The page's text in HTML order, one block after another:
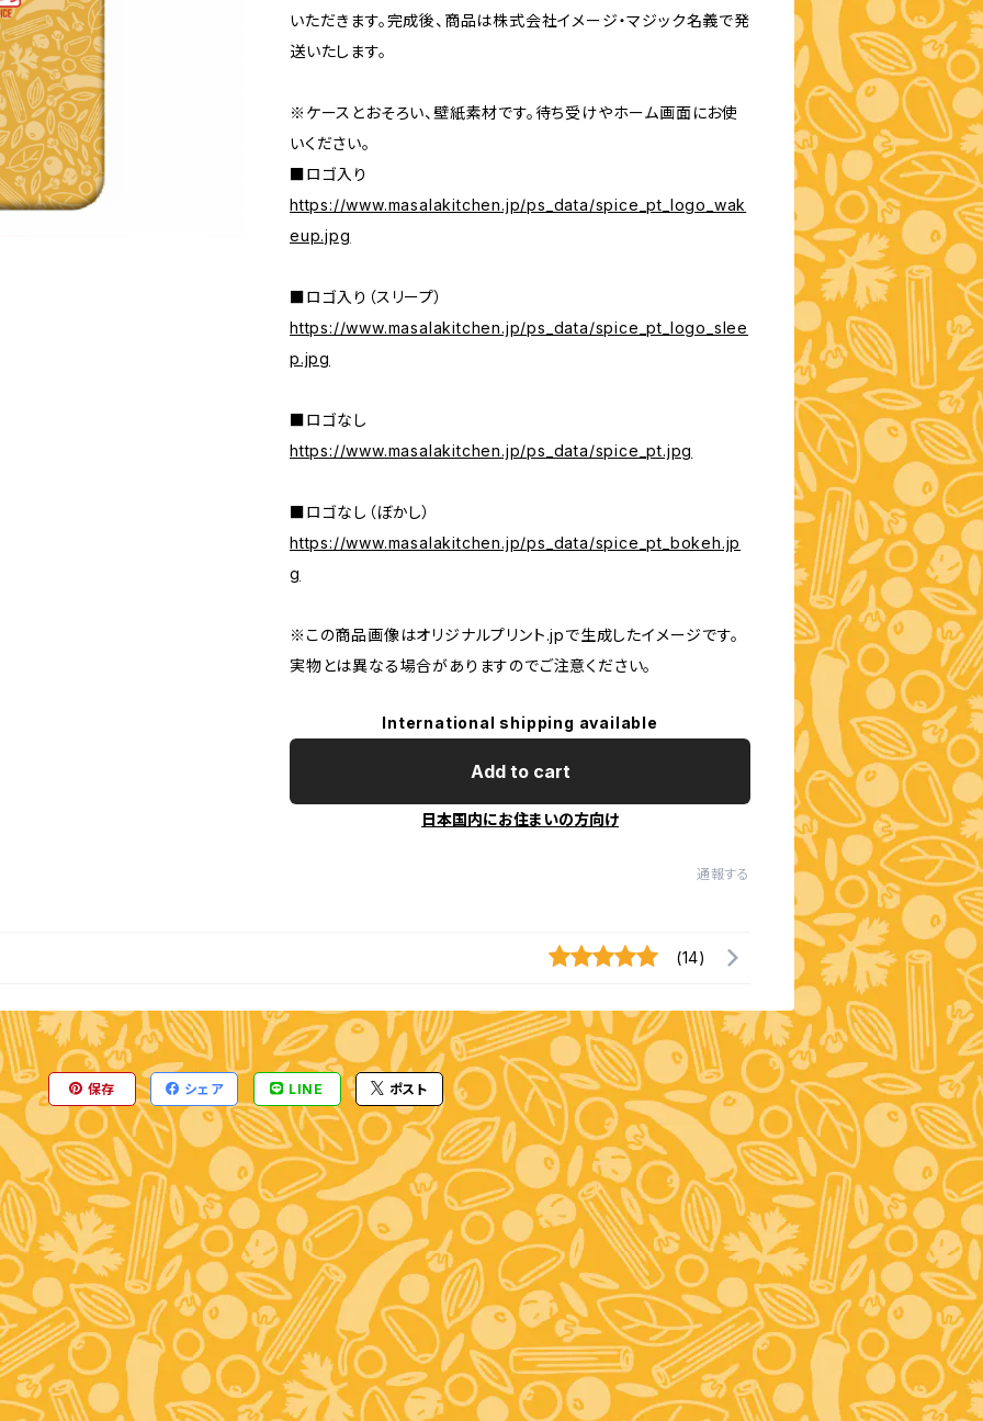
いただきます。完成後、商品は株式会社イメージ・マジック名義で発
送いたします。
※ケースとおそろい、壁紙素材です。待ち受けやホーム画面にお使
いください。
■ロゴ入り
https://www.masalakitchen.jp/ps_data/spice_pt_logo_wak
eup.jpg
■ロゴ入り（スリープ）
https://www.masalakitchen.jp/ps_data/spice_pt_logo_slee
p.jpg
■ロゴなし
https://www.masalakitchen.jp/ps_data/spice_pt.jpg
■ロゴなし（ぼかし）
https://www.masalakitchen.jp/ps_data/spice_pt_bokeh.jp
g
※この商品画像はオリジナルプリント.jpで生成したイメージです。
実物とは異なる場合がありますのでご注意ください。
International shipping available
Add to cart
日本国内にお住まいの方向け
通報する
(14)
保存 シェア LINE ポスト